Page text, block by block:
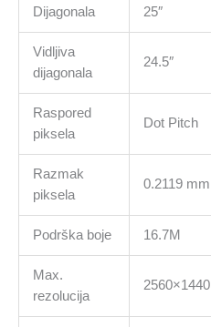
HDMI,
DISPLAY
PORT,
3YW,
BLACK-
RED
količina
Dijagonala 25″
Vidljiva
dijagonala
24.5″
Raspored
piksela
Dot Pitch
Razmak
piksela
0.2119 mm
Podrška boje 16.7M
Max.
rezolucija
2560×1440